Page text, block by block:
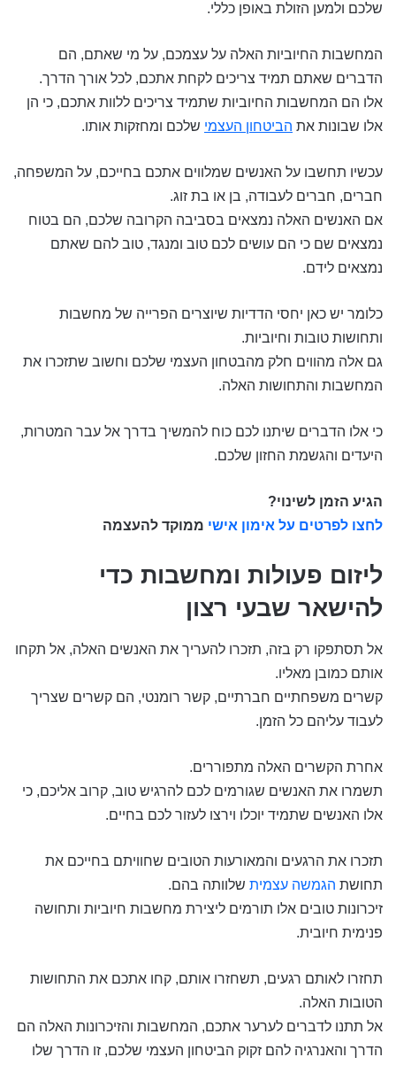
שלכם ולמען הזולת באופן כללי.
המחשבות החיוביות האלה על עצמכם, על מי שאתם, הם
הדברים שאתם תמיד צריכים לקחת אתכם, לכל אורך הדרך.
אלו הם המחשבות החיוביות שתמיד צריכים ללוות אתכם, כי הן
אלו שבונות את הביטחון העצמי שלכם ומחזקות אותו.
עכשיו תחשבו על האנשים שמלווים אתכם בחייכם, על המשפחה,
חברים, חברים לעבודה, בן או בת זוג.
אם האנשים האלה נמצאים בסביבה הקרובה שלכם, הם בטוח
נמצאים שם כי הם עושים לכם טוב ומנגד, טוב להם שאתם
נמצאים לידם.
כלומר יש כאן יחסי הדדיות שיוצרים הפרייה של מחשבות
ותחושות טובות וחיוביות.
גם אלה מהווים חלק מהבטחון העצמי שלכם וחשוב שתזכרו את
המחשבות והתחושות האלה.
כי אלו הדברים שיתנו לכם כוח להמשיך בדרך אל עבר המטרות,
היעדים והגשמת החזון שלכם.
הגיע הזמן לשינוי?
לחצו לפרטים על אימון אישי ממוקד להעצמה
ליזום פעולות ומחשבות כדי
להישאר שבעי רצון
אל תסתפקו רק בזה, תזכרו להעריך את האנשים האלה, אל תקחו
אותם כמובן מאליו.
קשרים משפחתיים חברתיים, קשר רומנטי, הם קשרים שצריך
לעבוד עליהם כל הזמן.
אחרת הקשרים האלה מתפוררים.
תשמרו את האנשים שגורמים לכם להרגיש טוב, קרוב אליכם, כי
אלו האנשים שתמיד יוכלו וירצו לעזור לכם בחיים.
תזכרו את הרגעים והמאורעות הטובים שחוויתם בחייכם את
תחושת הגמשה עצמית שלוותה בהם.
זיכרונות טובים אלו תורמים ליצירת מחשבות חיוביות ותחושה
פנימית חיובית.
תחזרו לאותם רגעים, תשחזרו אותם, קחו אתכם את התחושות
הטובות האלה.
אל תתנו לדברים לערער אתכם, המחשבות והזיכרונות האלה הם
הדרך והאנרגיה להם זקוק הביטחון העצמי שלכם, זו הדרך שלו